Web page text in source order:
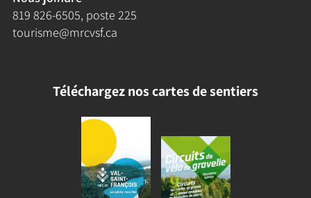
819 826-6505, poste 225
tourisme@mrcvsf.ca
Téléchargez nos cartes de sentiers